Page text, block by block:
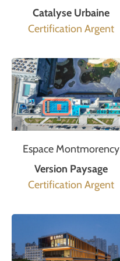
Catalyse Urbaine
Certification Argent
Espace Montmorency
Version Paysage
Certification Argent